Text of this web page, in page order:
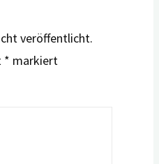
veröffentlicht.
* markiert